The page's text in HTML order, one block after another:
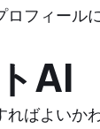
フィール
AI
ればよい